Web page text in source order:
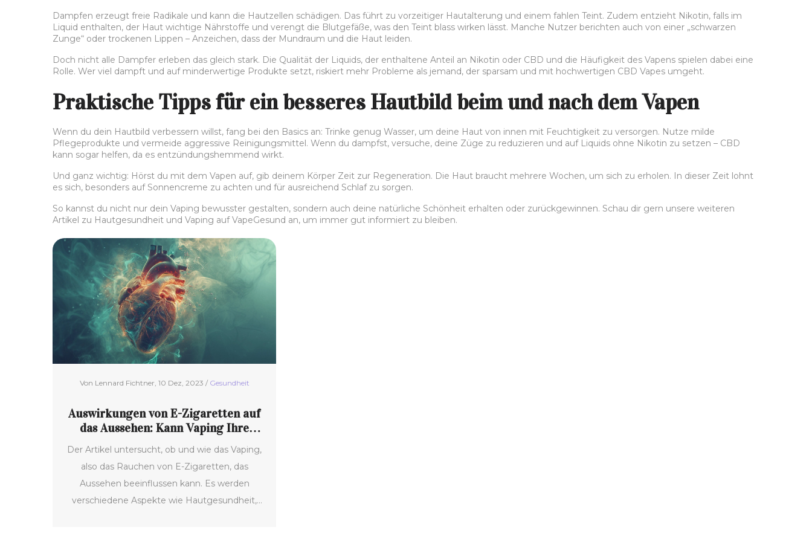
Dampfen erzeugt freie Radikale und kann die Hautzellen schädigen. Das führt zu vorzeitiger Hautalterung und einem fahlen Teint. Zudem entzieht Nikotin, falls im
Liquid enthalten, der Haut wichtige Nährstoffe und verengt die Blutgefäße, was den Teint blass wirken lässt. Manche Nutzer berichten auch von einer „schwarzen
Zunge“ oder trockenen Lippen – Anzeichen, dass der Mundraum und die Haut leiden.
Doch nicht alle Dampfer erleben das gleich stark. Die Qualität der Liquids, der enthaltene Anteil an Nikotin oder CBD und die Häufigkeit des Vapens spielen dabei eine
Rolle. Wer viel dampft und auf minderwertige Produkte setzt, riskiert mehr Probleme als jemand, der sparsam und mit hochwertigen CBD Vapes umgeht.
Praktische Tipps für ein besseres Hautbild beim und nach dem Vapen
Wenn du dein Hautbild verbessern willst, fang bei den Basics an: Trinke genug Wasser, um deine Haut von innen mit Feuchtigkeit zu versorgen. Nutze milde
Pflegeprodukte und vermeide aggressive Reinigungsmittel. Wenn du dampfst, versuche, deine Züge zu reduzieren und auf Liquids ohne Nikotin zu setzen – CBD
kann sogar helfen, da es entzündungshemmend wirkt.
Und ganz wichtig: Hörst du mit dem Vapen auf, gib deinem Körper Zeit zur Regeneration. Die Haut braucht mehrere Wochen, um sich zu erholen. In dieser Zeit lohnt
es sich, besonders auf Sonnencreme zu achten und für ausreichend Schlaf zu sorgen.
So kannst du nicht nur dein Vaping bewusster gestalten, sondern auch deine natürliche Schönheit erhalten oder zurückgewinnen. Schau dir gern unsere weiteren
Artikel zu Hautgesundheit und Vaping auf VapeGesund an, um immer gut informiert zu bleiben.
Von Lennard Fichtner, 10 Dez, 2023 / Gesundheit
Auswirkungen von E-Zigaretten auf
das Aussehen: Kann Vaping Ihre
Schönheit beeinträchtigen?
Der Artikel untersucht, ob und wie das Vaping,
also das Rauchen von E-Zigaretten, das
Aussehen beeinflussen kann. Es werden
verschiedene Aspekte wie Hautgesundheit,